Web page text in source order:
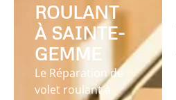
ROULANT
À SAINTE-
GEMME
Le Réparation de
volet roulant à